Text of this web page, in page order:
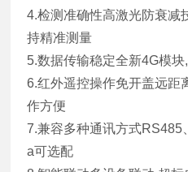
4.检测准确性高激光防衰减
持精准测量
5.数据传输稳定全新4G模
6.红外遥控操作免开盖远距
作方便
7.兼容多种通讯方式
a可选配